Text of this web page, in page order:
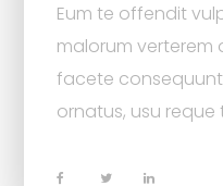
Eum te offendit
malorum verterem
facete
ornatus, usu